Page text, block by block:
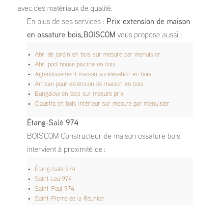
avec des matériaux de qualité.
En plus de ses services : Prix extension de maison
en ossature bois, BOISCOM vous propose aussi :
Abri de jardin en bois sur mesure par menuisier
Abri pool house piscine en bois
Agrandissement maison surélévation en bois
Artisan pour extension de maison en bois
Bungalow en bois sur mesure prix
Claustra en bois intérieur sur mesure par menuisier
Étang-Salé 974
BOISCOM Constructeur de maison ossature bois
intervient à proximité de :
Étang-Salé 974
Saint-Leu 974
Saint-Paul 974
Saint-Pierre de la Réunion